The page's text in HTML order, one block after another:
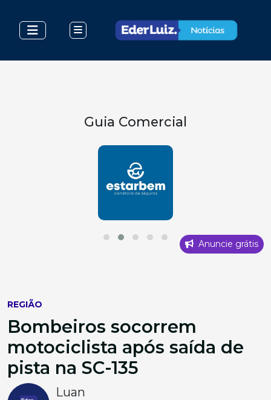
Guia Comercial
Anuncie grátis
REGIÃO
Bombeiros socorrem
motociclista após saída de
pista na SC-135
Luan